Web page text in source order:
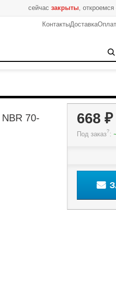
сейчас закрыты,
КонтактыДоставка
70-
668 ₽
Под заказ?: